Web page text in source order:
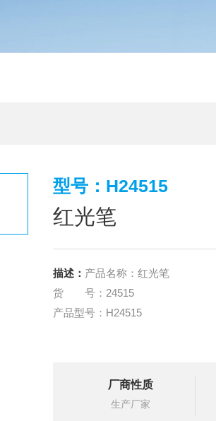
型号：H24515
红光笔
描述： 产品名称：红光笔
货 号：24515
产品型号：H24515
厂商性质
生产厂家